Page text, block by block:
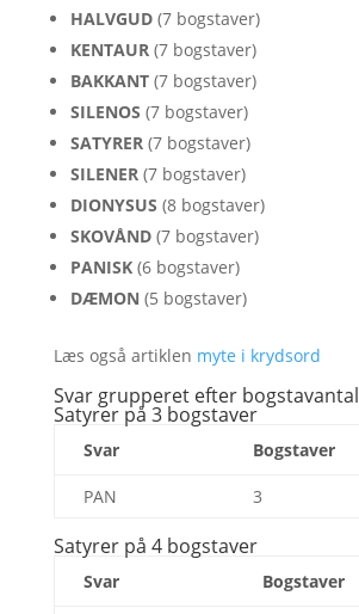
HALVGUD(7 bogstaver)
KENTAUR(7 bogstaver)
BAKKANT(7 bogstaver)
SILENOS (7 bogstaver)
SATYRER(7 bogstaver)
SILENER(7 bogstaver)
DIONYSUS (8 bogstaver)
SKOVÅND(7 bogstaver)
PANISK(6 bogstaver)
DÆMON (5 bogstaver)
Læs også artiklen myte i krydsord
Svar grupperet efter bogstavantal
Satyrer på 3 bogstaver
Svar Bogstaver
PAN 3
Satyrer på 4 bogstaver
Svar Bogstaver